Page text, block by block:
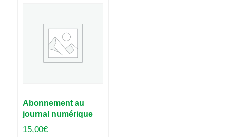
Abonnement au
journal numérique
15,00€